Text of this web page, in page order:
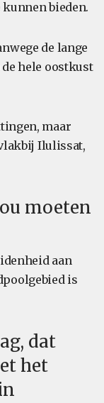
bieden.
de lange
hele oostkust
maar
Ilulissat,
moeten
aan
is
dat
het